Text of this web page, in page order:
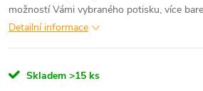
možností Vámi vybraného potisku, více
Detailní informace
Skladem >15 ks